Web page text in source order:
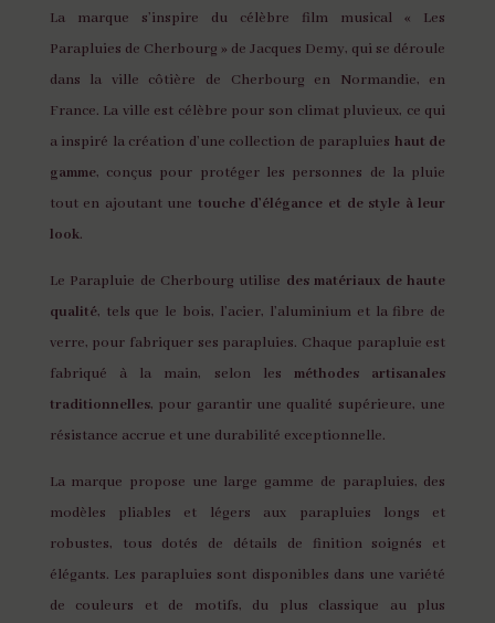
La marque s’inspire du célèbre film musical « Les
Parapluies de Cherbourg » de Jacques Demy, qui se déroule
dans la ville côtière de Cherbourg en Normandie, en
France. La ville est célèbre pour son climat pluvieux, ce qui
a inspiré la création d’une collection de parapluies haut de
gamme, conçus pour protéger les personnes de la pluie
tout en ajoutant une touche d’élégance et de style à leur
look.
Le Parapluie de Cherbourg utilise des matériaux de haute
qualité, tels que le bois, l’acier, l’aluminium et la fibre de
verre, pour fabriquer ses parapluies. Chaque parapluie est
fabriqué à la main, selon les méthodes artisanales
traditionnelles, pour garantir une qualité supérieure, une
résistance accrue et une durabilité exceptionnelle.
La marque propose une large gamme de parapluies, des
modèles pliables et légers aux parapluies longs et
robustes, tous dotés de détails de finition soignés et
élégants. Les parapluies sont disponibles dans une variété
de couleurs et de motifs, du plus classique au plus